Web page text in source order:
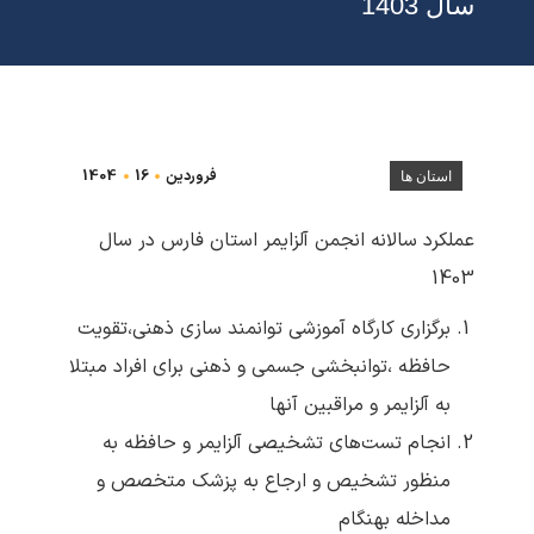
فروردین 16
1404 استان ها
عملکرد سالانه انجمن آلزایمر استان فارس در سال
1403
برگزاری کارگاه آموزشی توانمند سازی ذهنی،تقویت
حافظه ،توانبخشی جسمی و ذهنی برای افراد مبتلا
به آلزایمر و مراقبین آنها
انجام تست‌های تشخیصی آلزایمر و حافظه به
منظور تشخیص و ارجاع به پزشک متخصص و
مداخله بهنگام